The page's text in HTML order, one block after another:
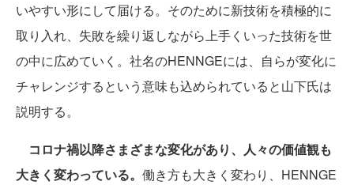
いやすい形にして届ける。そのために新技術を積極的に
取り入れ、失敗を繰り返しながら上手くいった技術を世
の中に広めていく。社名のHENNGEには、自らが変化に
チャレンジするという意味も込められていると山下氏は
説明する。
コロナ禍以降さまざまな変化があり、人々の価値観も
大きく変わっている。 働き方も大きく変わり、HENNGE